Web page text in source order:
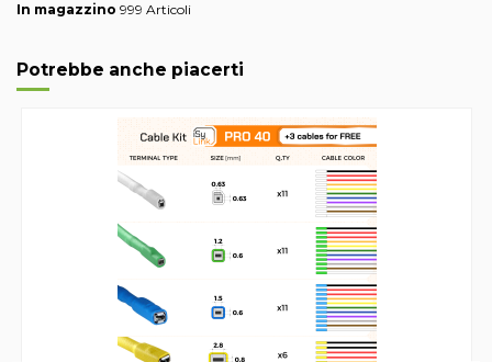
In magazzino 999 Articoli
Potrebbe anche piacerti